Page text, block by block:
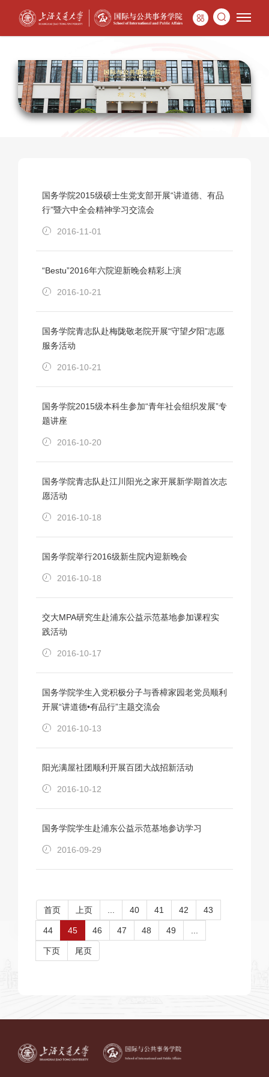
国务学院2015级硕士生党支部开展“讲道德、有品
行”暨六中全会精神学习交流会
2016-11-01
“Bestu”2016年六院迎新晚会精彩上演
2016-10-21
国务学院青志队赴梅陇敬老院开展“守望夕阳”志愿
服务活动
2016-10-21
国务学院2015级本科生参加“青年社会组织发展”专
题讲座
2016-10-20
国务学院青志队赴江川阳光之家开展新学期首次志
愿活动
2016-10-18
国务学院举行2016级新生院内迎新晚会
2016-10-18
交大MPA研究生赴浦东公益示范基地参加课程实
践活动
2016-10-17
国务学院学生入党积极分子与香樟家园老党员顺利
开展“讲道德•有品行”主题交流会
2016-10-13
阳光满屋社团顺利开展百团大战招新活动
2016-10-12
国务学院学生赴浦东公益示范基地参访学习
2016-09-29
首页 上页 40 41 42 43
44 45 46 47 48 49
下页 尾页